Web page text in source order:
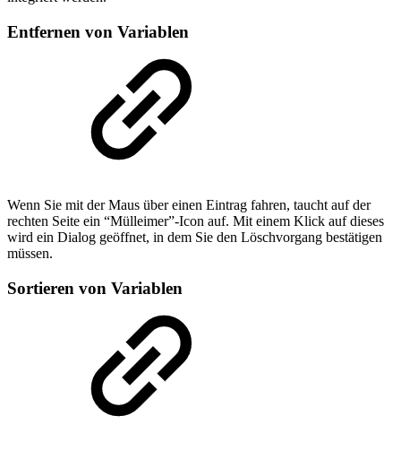
Entfernen von Variablen
Wenn Sie mit der Maus über einen Eintrag fahren, taucht auf der
rechten Seite ein “Mülleimer”-Icon auf. Mit einem Klick auf dieses
wird ein Dialog geöffnet, in dem Sie den Löschvorgang bestätigen
müssen.
Sortieren von Variablen